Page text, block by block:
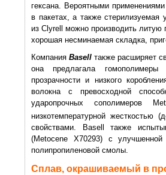
гексана. Вероятными
в пакетах, а также стерилизуемая
из Clyrell можно производить литую
хорошая несминаемая складка,
КомпанияBasell также расширяет
она предлагала
прозрачности и низкого
волокна с превосходной
ударопрочных сополимеров
низкотемпературной жесткостью
свойствами. Basell также
(Metocene X70293) с
полипропиленовой смолы.
Сплав, окрашиваемый в